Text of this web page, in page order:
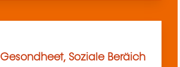
Gesondheet, Soziale Beräich